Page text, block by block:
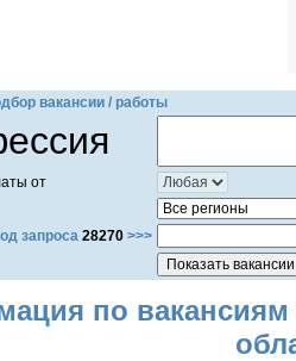
вакансии / работы
от
запроса 28270 >>>
по вакансиям